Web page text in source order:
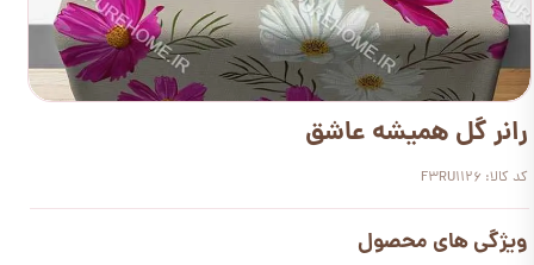
رانر گل همیشه عاشق
کد کالا: F3RU1126
ویژگی های محصول